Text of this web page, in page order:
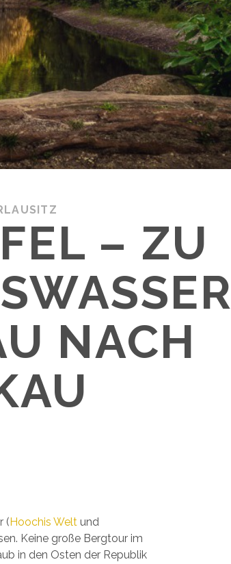
– ZU
Ü
B
( Hoochis Welt und
Keine große Bergtour im
in den Osten der Republik